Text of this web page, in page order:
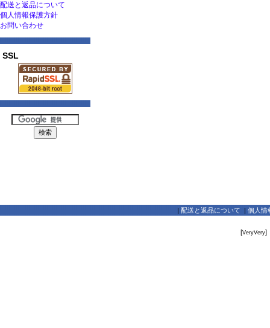
配送と返品について
個人情報保護方針
お問い合わせ
SSL
| 配送と返品について | 個人情
[VeryVery]